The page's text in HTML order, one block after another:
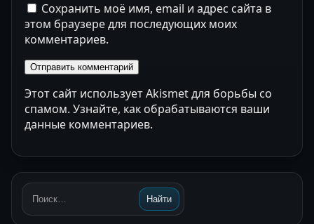
Сохранить моё имя, email и адрес сайта в
этом браузере для последующих моих
комментариев.
Этот сайт использует Akismet для борьбы со
спамом. Узнайте, как обрабатываются ваши
данные комментариев.
Поиск: Найти